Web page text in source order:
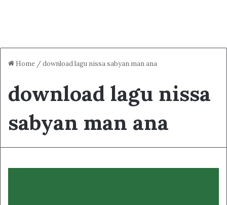
Home /download lagu nissa sabyan man ana
download lagu nissa
sabyan man ana